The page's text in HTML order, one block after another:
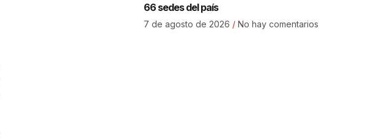
66 sedes del país
7 de agosto de 2026 No hay comentarios